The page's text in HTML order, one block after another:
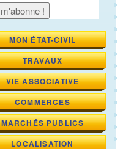
MON ÉTAT-CIVIL
TRAVAUX
VIE ASSOCIATIVE
COMMERCES
MARCHÉS PUBLICS
LOCALISATION